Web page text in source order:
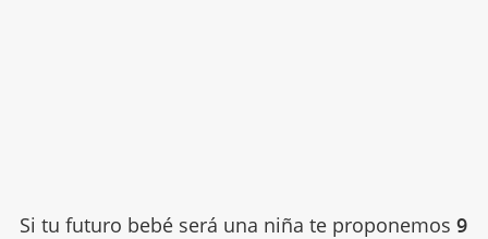
Si tu futuro bebé será una niña te proponemos 9